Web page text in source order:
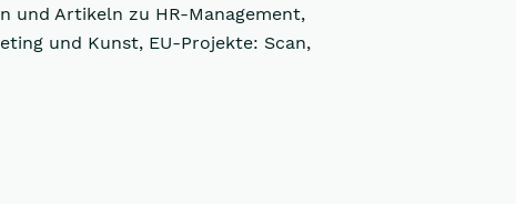
und Artikeln zu HR-Management,
und Kunst, EU-Projekte: Scan,